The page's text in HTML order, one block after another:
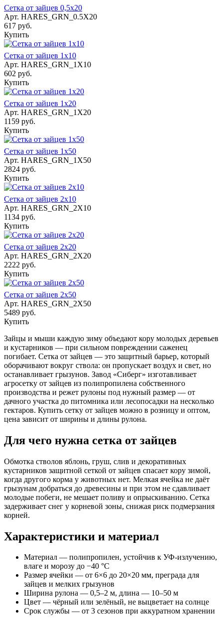
Сетка от зайцев 0,5х20
Арт. HARES_GRN_0.5X20
617 руб.
Купить
Сетка от зайцев 1х10
Арт. HARES_GRN_1X10
602 руб.
Купить
Сетка от зайцев 1х20
Арт. HARES_GRN_1X20
1159 руб.
Купить
Сетка от зайцев 1х50
Арт. HARES_GRN_1X50
2824 руб.
Купить
Сетка от зайцев 2х10
Арт. HARES_GRN_2X10
1134 руб.
Купить
Сетка от зайцев 2х20
Арт. HARES_GRN_2X20
2222 руб.
Купить
Сетка от зайцев 2х50
Арт. HARES_GRN_2X50
5489 руб.
Купить
Зайцы и мыши каждую зиму объедают кору молодых деревьев
и кустарников — при сильном повреждении саженец
погибает. Сетка от зайцев — это защитный барьер, который
оборачивают вокруг ствола: он пропускает воздух и свет, но
останавливает грызунов. Завод «Сиберг» изготавливает
агросетку от зайцев из полипропилена собственного
производства и режет рулоны под нужный размер — от
дачного участка до питомника или лесопосадки на несколько
гектаров. Купить сетку от зайцев можно в розницу и оптом,
цена зависит от ширины и длины рулона.
Для чего нужна сетка от зайцев
Обмотка стволов яблонь, груш, слив и декоративных
кустарников защитной сеткой от зайцев спасает кору зимой,
когда другого корма у животных нет. Мелкая ячейка не даёт
грызунам добраться до древесины и при этом не сдавливает
молодые побеги, не мешает поливу и опрыскиванию. Сетка
задерживает снег у корневой зоны, снижая риск подмерзания
корней.
Характеристики и материал
Материал — полипропилен, устойчив к УФ-излучению,
влаге и морозу до −40 °C
Размер ячейки — от 6×6 до 20×20 мм, преграда для
зайцев и мелких грызунов
Ширина рулона — 0,5–2 м, длина — 10–50 м
Цвет — чёрный или зелёный, не выцветает на солнце
Срок службы — от 3 сезонов при аккуратном хранении